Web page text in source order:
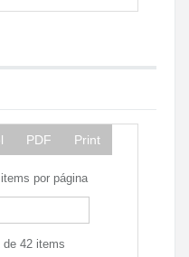
PDF Print
items por página
de 42 items